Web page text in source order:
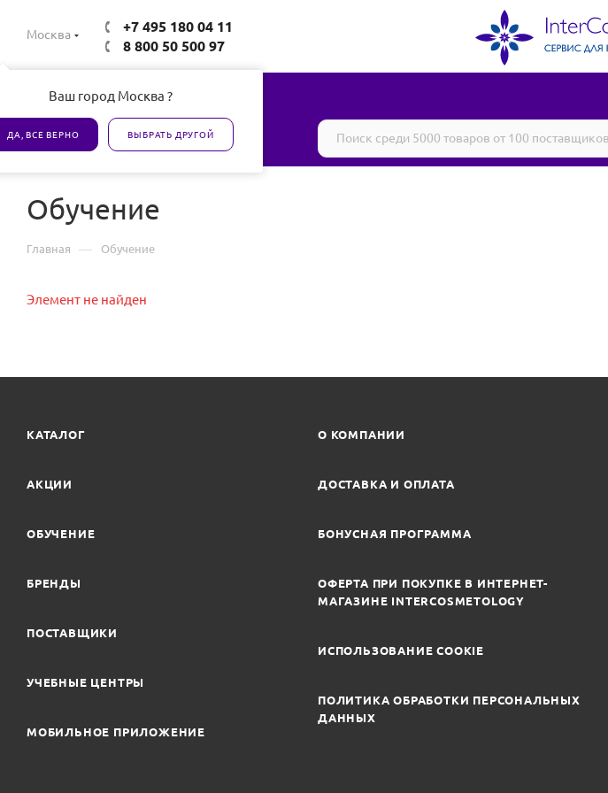
Москва
Ваш город Москва ?
ДА, ВСЕ ВЕРНО ВЫБРАТЬ ДРУГОЙ
+7 495 180 04 11
8 800 50 500 97
Все товары сертифицированы
Обучение
Главная — Обучение
Элемент не найден
КАТАЛОГ
АКЦИИ
ОБУЧЕНИЕ
БРЕНДЫ
ПОСТАВЩИКИ
УЧЕБНЫЕ ЦЕНТРЫ
МОБИЛЬНОЕ ПРИЛОЖЕНИЕ
О КОМПАНИИ
ДОСТАВКА И ОПЛАТА
БОНУСНАЯ ПРОГРАММА
ОФЕРТА ПРИ ПОКУПКЕ В ИНТЕРНЕТ-
МАГАЗИНЕ INTERCOSMETOLOGY
ИСПОЛЬЗОВАНИЕ COOKIE
ПОЛИТИКА ОБРАБОТКИ ПЕРСОНАЛЬНЫХ
ДАННЫХ